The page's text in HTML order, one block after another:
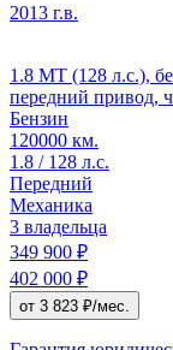
2013 г.в.
1.8 MT (128 л.с.),
передний привод,
Бензин
120000 км.
1.8 / 128 л.с.
Передний
Механика
3 владельца
349 900 ₽
402 000 ₽
от 3 823 ₽/мес.